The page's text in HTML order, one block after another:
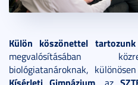
Külön köszönettel tartozunk
megvalósításában
biológiatanároknak,